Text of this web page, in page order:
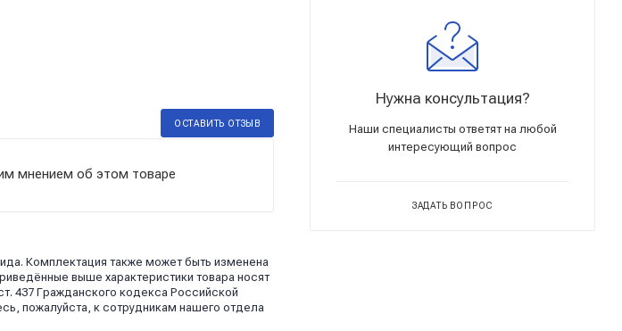
ОСТАВИТЬ ОТЗЫВ
мнением об этом товаре
Комплектация также может быть изменена
выше характеристики товара носят
437 Гражданского кодекса Российской
пожалуйста, к сотрудникам нашего отдела
Нужна консультация?
Наши специалисты ответят на любой
интересующий вопрос
ЗАДАТЬ ВОПРОС